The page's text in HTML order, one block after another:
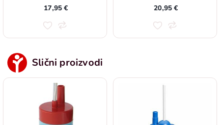
17,95 € 20,95 €
Slični proizvodi